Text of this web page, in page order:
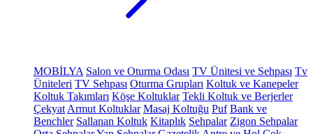
MOBİLYA Salon ve Oturma Odası TV Ünitesi ve Sehpası Tv
Üniteleri TV Sehpası Oturma Grupları Koltuk ve Kanepeler
Koltuk Takımları Köşe Koltuklar Tekli Koltuk ve Berjerler
Çekyat Armut Koltuklar Masaj Koltuğu Puf Bank ve
Benchler Sallanan Koltuk Kitaplık Sehpalar Zigon Sehpalar